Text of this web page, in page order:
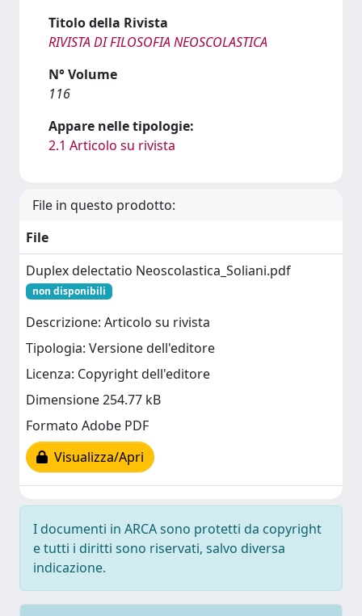
Titolo della Rivista
RIVISTA DI FILOSOFIA NEOSCOLASTICA
N° Volume
116
Appare nelle tipologie:
2.1 Articolo su rivista
File in questo prodotto:
File
Duplex delectatio Neoscolastica_Soliani.pdf
non disponibili
Descrizione: Articolo su rivista
Tipologia: Versione dell'editore
Licenza: Copyright dell'editore
Dimensione 254.77 kB
Formato Adobe PDF
Visualizza/Apri
I documenti in ARCA sono protetti da copyright
e tutti i diritti sono riservati, salvo diversa
indicazione.